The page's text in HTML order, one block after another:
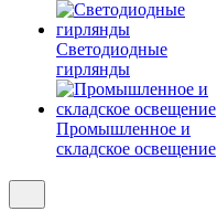
Светодиодные
гирлянды
Промышленное и
складское освещение